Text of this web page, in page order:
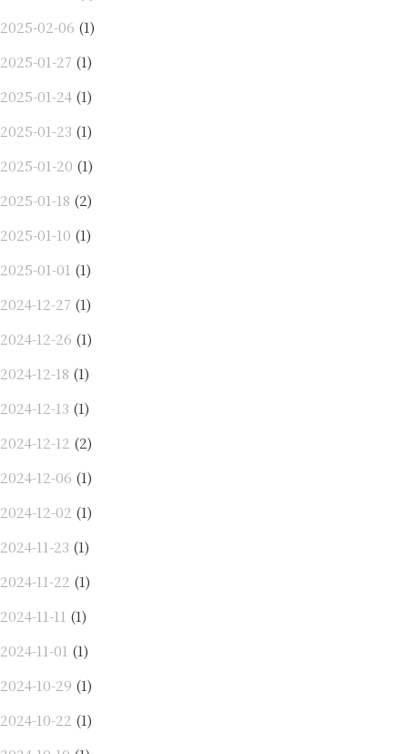
2025-02-06 (1)
2025-01-27 (1)
2025-01-24 (1)
2025-01-23 (1)
2025-01-20 (1)
2025-01-18 (2)
2025-01-10 (1)
2025-01-01 (1)
2024-12-27 (1)
2024-12-26 (1)
2024-12-18 (1)
2024-12-13 (1)
2024-12-12 (2)
2024-12-06 (1)
2024-12-02 (1)
2024-11-23 (1)
2024-11-22 (1)
2024-11-11 (1)
2024-11-01 (1)
2024-10-29 (1)
2024-10-22 (1)